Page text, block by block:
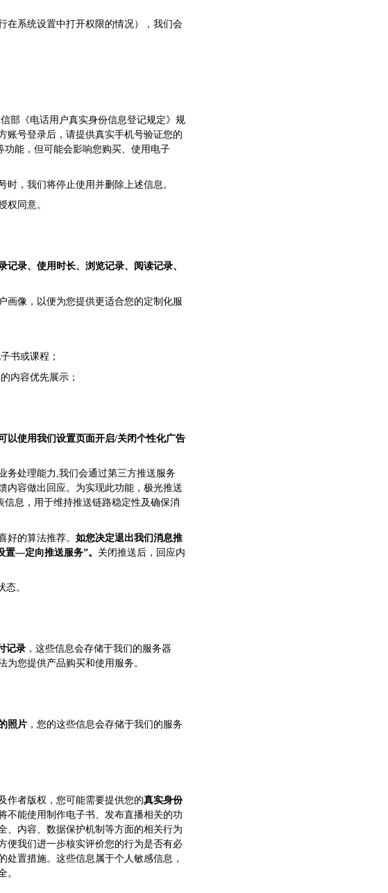
在系统设置中打开权限的情况），我们会
部《电话用户真实身份信息登记规定》规
账号登录后，请提供真实手机号验证您的
功能，但可能会影响您购买、使用电子
，我们将停止使用并删除上述信息。
权同意。
记录、使用时长、浏览记录、阅读记录、
画像，以便为您提供更适合您的定制化服
书或课程；
内容优先展示；
以使用我们设置页面开启/关闭个性化广告
务处理能力,我们会通过第三方推送服务
内容做出回应。为实现此功能，极光推送
息，用于维持推送链路稳定性及确保消
好的算法推荐。 如您决定退出我们消息推
置—定向推送服务”。 关闭推送后，回应内
。
记录 ，这些信息会存储于我们的服务器
您提供产品购买和使用服务。
照片 ，您的这些信息会存储于我们的服务
作者版权，您可能需要提供您的真实身份
不能使用制作电子书、发布直播相关的功
、内容、数据保护机制等方面的相关行为
便我们进一步核实评价您的行为是否有必
置措施。这些信息属于个人敏感信息，
。